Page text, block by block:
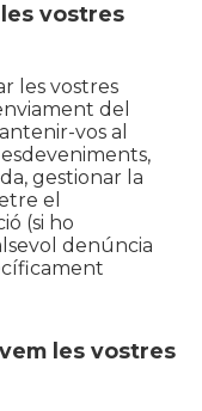
vostres
les vostres
del
vos al
gestionar la
el
(si ho
denúncia
les vostres